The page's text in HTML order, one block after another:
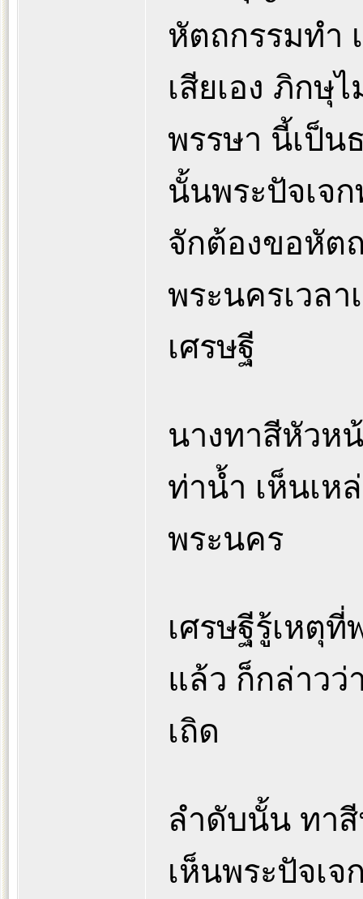
หัตถกรรมทำ
เสียเอง ภิกษุ
พรรษา นี้เป็น
นั้นพระปัจเจ
จักต้องขอหัต
พระนครเวล
เศรษฐี
นางทาสีหัวห
ท่าน้ำ เห็นเห
พระนคร
เศรษฐีรู้เหตุที่
แล้ว ก็กล่าวว่
เถิด
ลำดับนั้น ทา
เห็นพระปัจเ